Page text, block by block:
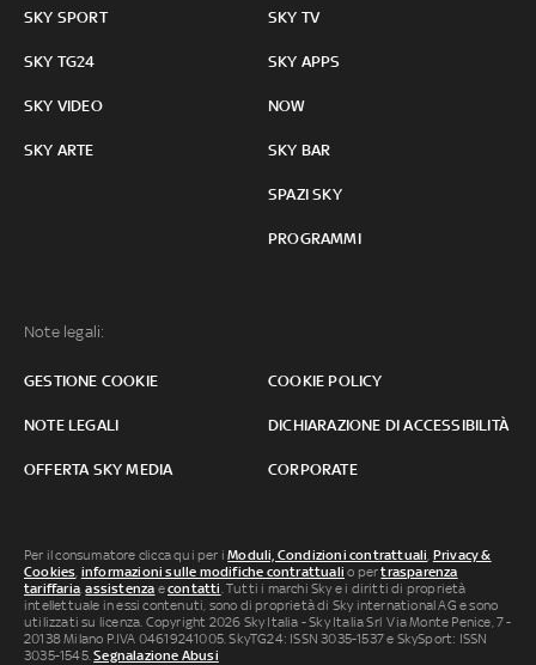
SKY SPORT
SKY TG24
SKY VIDEO
SKY ARTE
SKY TV
SKY APPS
NOW
SKY BAR
SPAZI SKY
PROGRAMMI
Note legali:
GESTIONE COOKIE COOKIE POLICY
NOTE LEGALI DICHIARAZIONE DI ACCESSIBILITÀ
OFFERTA SKY MEDIA CORPORATE
Per il consumatore clicca qui per iModuli, Condizioni contrattuali, Privacy &
Cookies, informazioni sulle modifiche contrattuali o pertrasparenza
tariffaria,assistenza econtatti. Tutti i marchi Sky e i diritti di proprietà
intellettuale in essi contenuti, sono di proprietà di Sky international AG e sono
utilizzati su licenza. Copyright 2026 Sky Italia - Sky Italia Srl Via Monte Penice, 7 -
20138 Milano P.IVA 04619241005. SkyTG24: ISSN 3035-1537 e SkySport: ISSN
3035-1545.Segnalazione Abusi